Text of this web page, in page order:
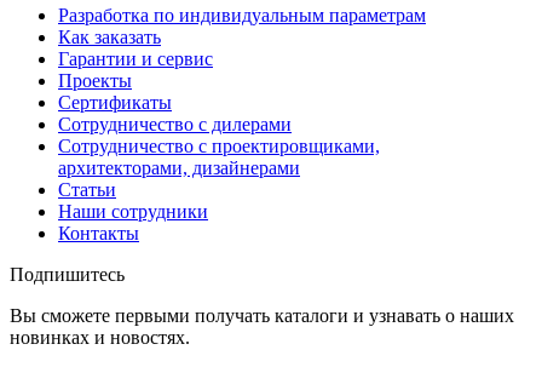
Разработка по индивидуальным параметрам
Как заказать
Гарантии и сервис
Проекты
Сертификаты
Сотрудничество с дилерами
Сотрудничество с проектировщиками,
архитекторами, дизайнерами
Статьи
Наши сотрудники
Контакты
Подпишитесь
Вы сможете первыми получать каталоги и узнавать о наших
новинках и новостях.